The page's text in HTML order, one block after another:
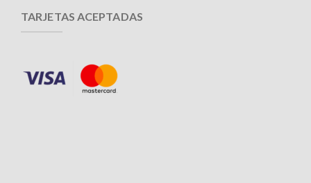
TARJETAS ACEPTADAS